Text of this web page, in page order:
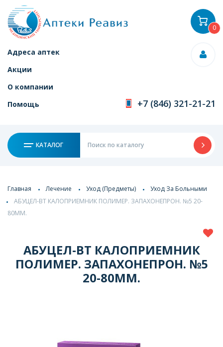
Адреса аптек
Акции
О компании
Помощь
+7 (846) 321-21-21
КАТАЛОГ
0
Главная Лечение Уход (Предметы)
Уход За Больными
АБУЦЕЛ-ВТ КАЛОПРИЕМНИК ПОЛИМЕР. ЗАПАХОНЕПРОН. №5 20-
80ММ.
АБУЦЕЛ-ВТ КАЛОПРИЕМНИК
ПОЛИМЕР. ЗАПАХОНЕПРОН. №5
20-80ММ.